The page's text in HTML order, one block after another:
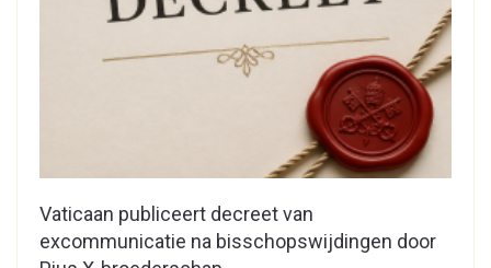
Vaticaan publiceert decreet van
excommunicatie na bisschopswijdingen door